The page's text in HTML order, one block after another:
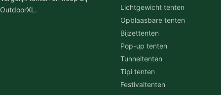
OutdoorXL.
Lichtgewicht tenten
Opblaasbare tenten
Bijzettenten
Pop-up tenten
Tunneltenten
Tipi tenten
Festivaltenten